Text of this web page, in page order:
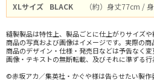
XLサイズ
BLACK （約）身丈77cm /
縫製製品は特性上、製品ごとに仕上がりサイズや
商品の写真および画像はイメージです。実際の商
商品のデザイン・仕様・発売日などは予告なく変
画像・テキストの無断転載、及びそれに準ずる行
©赤坂アカ／集英社・かぐや様は告らせたい製作